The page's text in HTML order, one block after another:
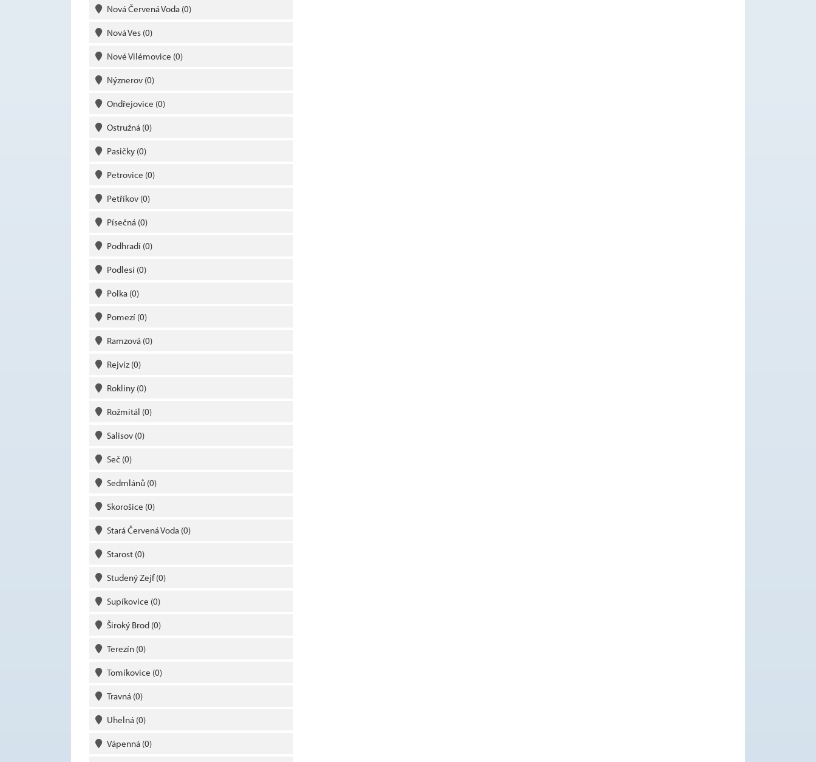
Nová Červená Voda (0)
Nová Ves (0)
Nové Vilémovice (0)
Nýznerov (0)
Ondřejovice (0)
Ostružná (0)
Pasičky (0)
Petrovice (0)
Petříkov (0)
Písečná (0)
Podhradí (0)
Podlesí (0)
Polka (0)
Pomezí (0)
Ramzová (0)
Rejvíz(0)
Rokliny (0)
Rožmitál (0)
Salisov (0)
Seč (0)
Sedmlánů (0)
Skorošice (0)
Stará Červená Voda (0)
Starost (0)
Studený Zejf(0)
Supíkovice (0)
Široký Brod (0)
Terezín (0)
Tomíkovice (0)
Travná (0)
Uhelná (0)
Vápenná (0)